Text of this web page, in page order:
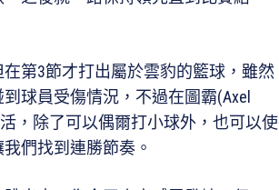
第3節才打出屬於雲豹的籃球，雖然
球員受傷情況，不過在圖霸(Axel
，除了可以偶爾打小球外，也可以使
們找到連勝節奏。